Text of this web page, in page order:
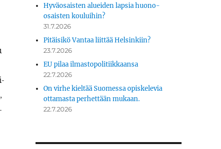
Hyväosaisten alueiden lapsia huono-
osaisten kouluihin?
31.7.2026
Pitäisikö Vantaa liittää Helsinkiin?
23.7.2026
EU pilaa ilmastopolitiikkaansa
22.7.2026
On virhe kieltää Suomessa opiskelevia
ottamasta perhettään mukaan.
22.7.2026